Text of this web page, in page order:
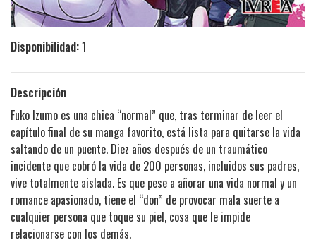
Disponibilidad:1
Descripción
Fuko Izumo es una chica “normal” que, tras terminar de leer el
capítulo final de su manga favorito, está lista para quitarse la vida
saltando de un puente. Diez años después de un traumático
incidente que cobró la vida de 200 personas, incluidos sus padres,
vive totalmente aislada. Es que pese a añorar una vida normal y un
romance apasionado, tiene el “don” de provocar mala suerte a
cualquier persona que toque su piel, cosa que le impide
relacionarse con los demás.